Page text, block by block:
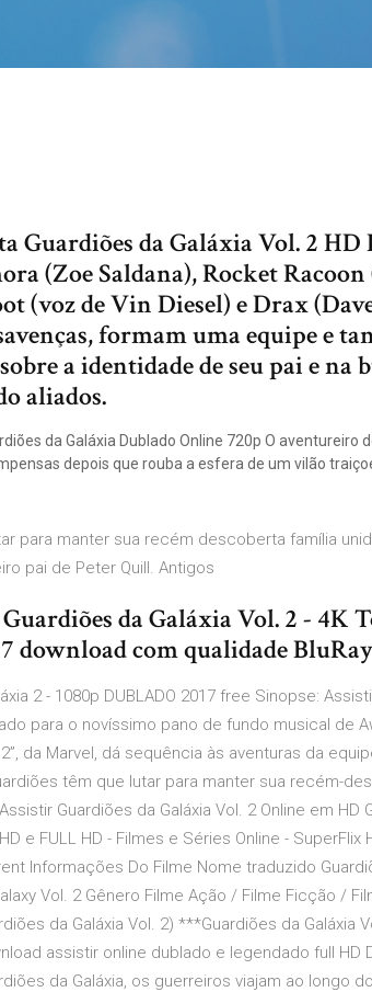
Guardiões da Galáxia Vol. 2
(Zoe Saldana), Rocket
(voz de Vin Diesel) e Drax
formam uma equipe e
a identidade de seu pai e na
aliados.
da Galáxia Dublado Online 720p O aventureiro
depois que rouba a esfera de um vilão
para manter sua recém descoberta família
pai de Peter Quill. Antigos
Guardiões da Galáxia Vol. 2 -
download com qualidade
2 - 1080p DUBLADO 2017 free Sinopse:
para o novíssimo pano de fundo musical de
2”, da Marvel, dá sequência às aventuras da
têm que lutar para manter sua recém-
Guardiões da Galáxia Vol. 2 Online em HD
e FULL HD - Filmes e Séries Online - SuperFlix
Informações Do Filme Nome traduzido
Vol. 2 Gênero Filme Ação / Filme Ficção /
da Galáxia Vol. 2) ***Guardiões da Galáxia
assistir online dublado e legendado full HD
da Galáxia, os guerreiros viajam ao longo